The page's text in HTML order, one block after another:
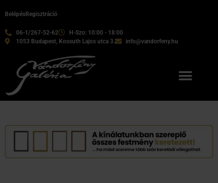
06-1/267-52-62
H-Szo: 10:00 - 18:00
1053 Budapest, Kossuth Lajos utca 3.
info@vandorfeny.hu
BelépésRegisztráció